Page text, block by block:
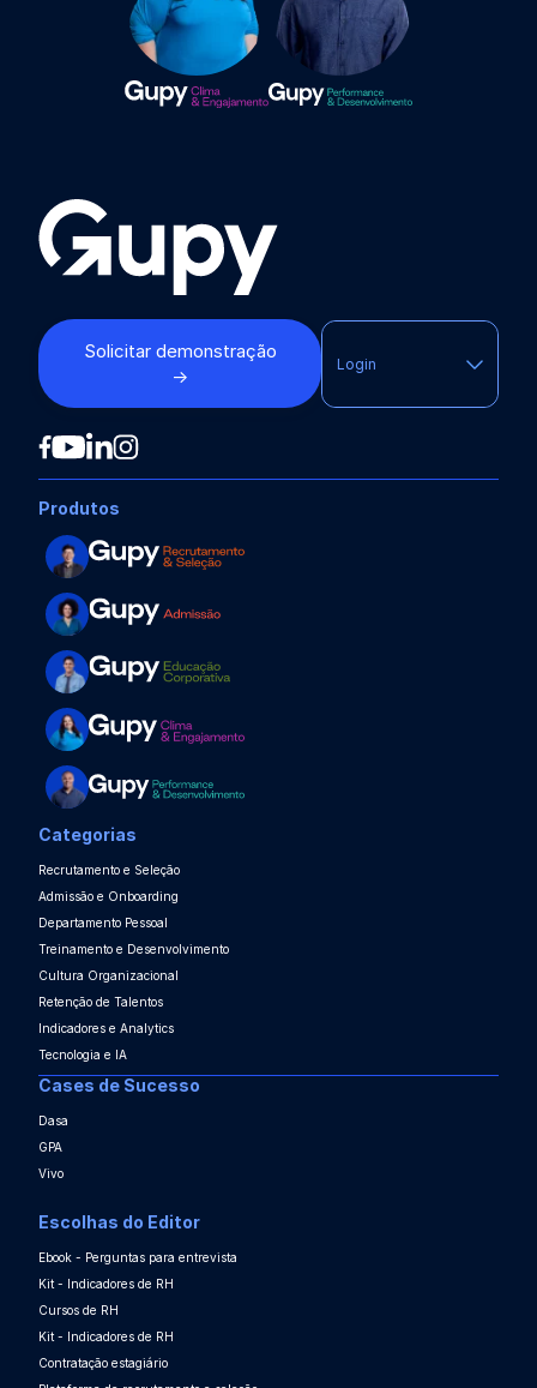
Solicitar demonstração
→
Login
Produtos
Categorias
Recrutamento e Seleção
Admissão e Onboarding
Departamento Pessoal
Treinamento e Desenvolvimento
Cultura Organizacional
Retenção de Talentos
Indicadores e Analytics
Tecnologia e IA
Cases de Sucesso
Dasa
GPA
Vivo
Escolhas do Editor
Ebook - Perguntas para entrevista
Kit - Indicadores de RH
Cursos de RH
Kit - Indicadores de RH
Contratação estagiário